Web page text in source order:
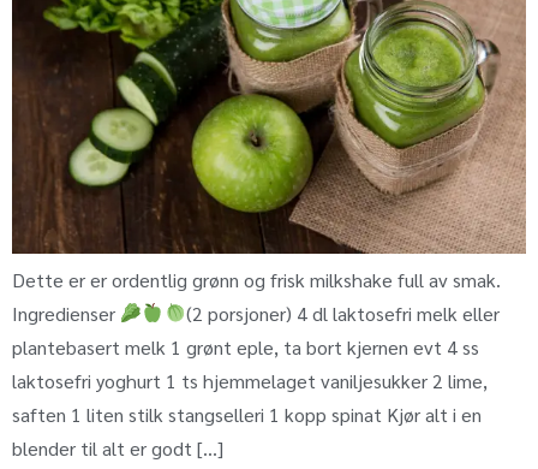
Dette er er ordentlig grønn og frisk milkshake full av smak.
Ingredienser
(2 porsjoner) 4 dl laktosefri melk eller
plantebasert melk 1 grønt eple, ta bort kjernen evt 4 ss
laktosefri yoghurt 1 ts hjemmelaget vaniljesukker 2 lime,
saften 1 liten stilk stangselleri 1 kopp spinat Kjør alt i en
blender til alt er godt […]